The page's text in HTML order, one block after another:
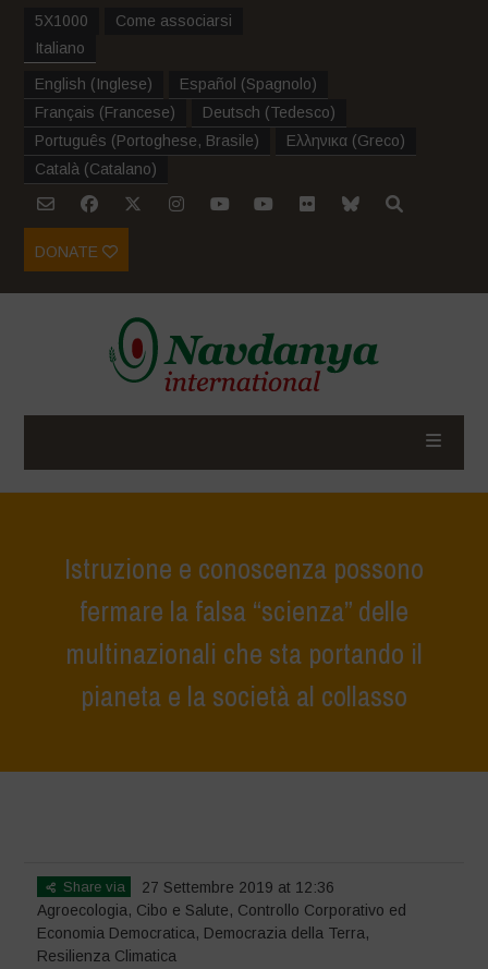
5X1000
Come associarsi
Italiano
English (Inglese) Español (Spagnolo)
Français (Francese) Deutsch (Tedesco)
Português (Portoghese, Brasile) Ελληνικα (Greco)
Català (Catalano)
DONATE
Istruzione e conoscenza possono
fermare la falsa “scienza” delle
multinazionali che sta portando il
pianeta e la società al collasso
Share via
27 Settembre 2019 at 12:36
Agroecologia, Cibo e Salute, Controllo Corporativo ed
Economia Democratica, Democrazia della Terra,
Resilienza Climatica